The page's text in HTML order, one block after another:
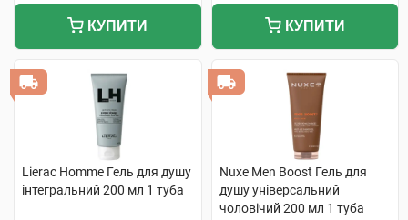
КУПИТИ КУПИТИ
Lierac Homme Гель для душу
інтегральний 200 мл 1 туба
Nuxe Men Boost Гель для
душу універсальний
чоловічий 200 мл 1 туба